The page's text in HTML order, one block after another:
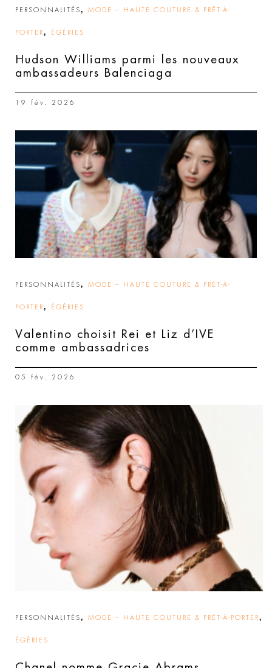
PERSONNALITÉS, MODE – HAUTE COUTURE & PRÊT-À-
PORTER, ÉGÉRIES
Hudson Williams parmi les nouveaux
ambassadeurs Balenciaga
19 fév. 2026
PERSONNALITÉS, MODE – HAUTE COUTURE & PRÊT-À-
PORTER, ÉGÉRIES
Valentino choisit Rei et Liz d’IVE
comme ambassadrices
05 fév. 2026
PERSONNALITÉS, MODE – HAUTE COUTURE & PRÊT-À-PORTER,
ÉGÉRIES